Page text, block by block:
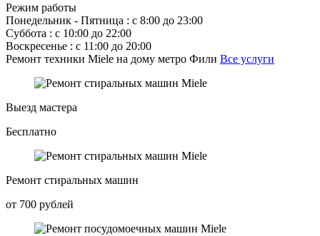
Режим работы
Понедельник ‐ Пятница : с 8:00 до 23:00
Суббота : с 10:00 до 22:00
Воскресенье : с 11:00 до 20:00
Ремонт техники Miele на дому метро Фили Все услуги
Выезд мастера
Бесплатно
Ремонт стиральных машин
от 700 рублей